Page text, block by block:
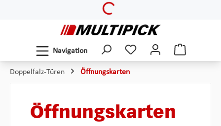
Loading...
Navigation
Doppelfalz-Türen Öffnungskarten
Öffnungskarten